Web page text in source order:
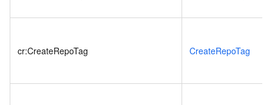
cr:CreateRepoTag CreateRepoTag